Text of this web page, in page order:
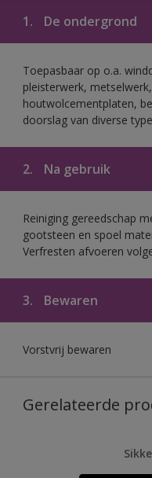
1. De ondergrond
Toepasbaar op o.a.
pleisterwerk,
houtwolcementplaten,
doorslag van diverse
2. Na gebruik
Reiniging gereedschap
gootsteen en spoel
Verfresten afvoeren
3. Bewaren
Vorstvrij bewaren
Gerelateerde